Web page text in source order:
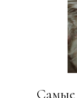
Самые